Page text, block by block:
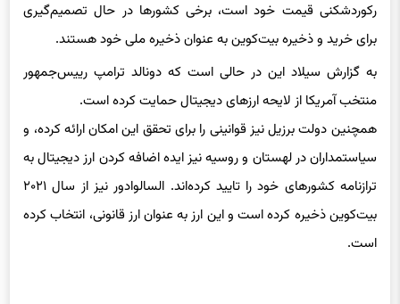
رکوردشکنی قیمت خود است، برخی کشورها در حال تصمیم‌گیری
برای خرید و ذخیره بیت‌کوین به عنوان ذخیره ملی خود هستند.
به گزارش سیلاد این در حالی است که دونالد ترامپ رییس‌جمهور
منتخب آمریکا از لایحه‌ ارزهای دیجیتال حمایت کرده‌ است.
همچنین دولت برزیل نیز قوانینی را برای تحقق این امکان ارائه کرده،‌ و
سیاستمداران در لهستان و روسیه نیز ایده اضافه کردن ارز دیجیتال به
ترازنامه کشورهای خود را تایید کرده‌اند. السالوادور نیز از سال ۲۰۲۱
بیت‌کوین ذخیره کرده است و این ارز به عنوان ارز قانونی، انتخاب کرده
است.